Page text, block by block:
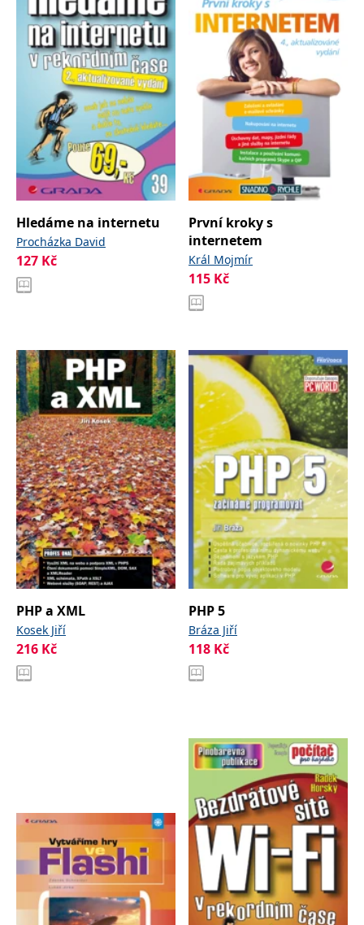
Hledáme na internetu
Procházka David
127 Kč
První kroky s
internetem
Král Mojmír
115 Kč
PHP a XML
Kosek Jiří
216 Kč
PHP 5
Bráza Jiří
118 Kč